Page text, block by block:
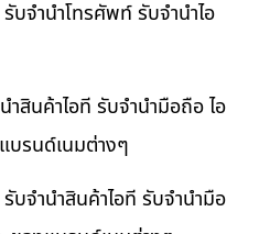
บจำนำโทรศัพท์ รับจำนำไอ
สินค้าไอที รับจำนำมือถือ ไอ
บรนด์เนมต่างๆ
บจำนำสินค้าไอที รับจำนำมือ